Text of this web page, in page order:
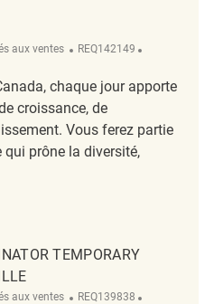
aux ventes ReqId
REQ142149
chaque jour apporte
croissance, de
Vous ferez partie
prône la diversité,
TEMPORARY
aux ventes ReqId
REQ139838